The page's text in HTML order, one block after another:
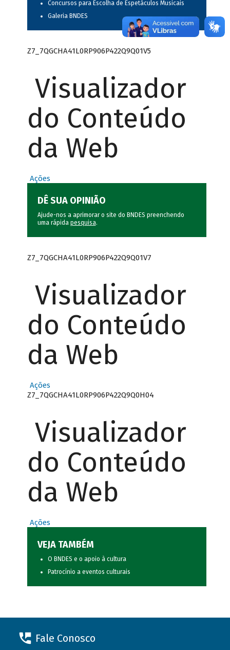
Concursos para Escolha de Espetáculos Musicais
Galeria BNDES
Z7_7QGCHA41L0RP906P422Q9Q01V5
Visualizador
do Conteúdo
da Web
Ações
DÊ SUA OPINIÃO
Ajude-nos a aprimorar o site do BNDES preenchendo
uma rápida pesquisa.
Z7_7QGCHA41L0RP906P422Q9Q01V7
Visualizador
do Conteúdo
da Web
Ações
Z7_7QGCHA41L0RP906P422Q9Q0H04
Visualizador
do Conteúdo
da Web
Ações
VEJA TAMBÉM
O BNDES e o apoio à cultura
Patrocínio a eventos culturais
Fale Conosco